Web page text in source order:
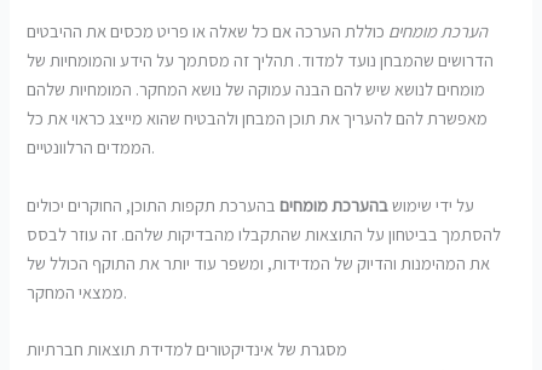
הערכת מומחים כוללת הערכה אם כל שאלה או פריט מכסים את ההיבטים
הדרושים שהמבחן נועד למדוד. תהליך זה מסתמך על הידע והמומחיות של
מומחים לנושא שיש להם הבנה עמוקה של נושא המחקר. המומחיות שלהם
מאפשרת להם להעריך את תוכן המבחן ולהבטיח שהוא מייצג כראוי את כל
הממדים הרלוונטיים.
על ידי שימושבהערכת מומחים בהערכת תקפות התוכן, החוקרים יכולים
להסתמך בביטחון על התוצאות שהתקבלו מהבדיקות שלהם. זה עוזר לבסס
את המהימנות והדיוק של המדידות, ומשפר עוד יותר את התוקף הכולל של
ממצאי המחקר.
מסגרת של אינדיקטורים למדידת תוצאות חברתיות